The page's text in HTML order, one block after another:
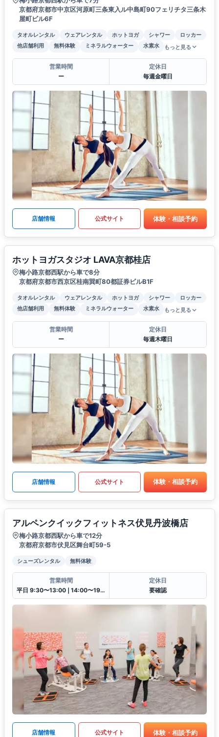
京都府京都市中京区河原町三条東入ル中島町90フェリチタ三条木
屋町ビル6F
タオルレンタル ウェアレンタル ホットヨガ シャワー
ロッカー
他店舗利用
無料体験 ミネラルウォーター 水素水 もっと見る
営業時間
ー
定休日
毎週金曜日
店舗情報 公式サイト 体験・相談予約
ホットヨガスタジオ LAVA京都桂店
梅小路京都西駅から車で8分
京都府京都市西京区桂南巽町80都証券ビルB1F
タオルレンタル ウェアレンタル ホットヨガ シャワー
ロッカー
他店舗利用
無料体験 ミネラルウォーター 水素水 もっと見る
営業時間
ー
定休日
毎週木曜日
店舗情報 公式サイト 体験・相談予約
アルペンクイックフィットネス伏見丹波橋店
梅小路京都西駅から車で12分
京都府京都市伏見区舞台町59-5
シューズレンタル 無料体験
営業時間
平日 9:30〜13:00❘14:00〜19:30土日祝 9:30〜13:00❘14:00〜18:00
定休日
要確認
店舗情報 公式サイト 体験・相談予約